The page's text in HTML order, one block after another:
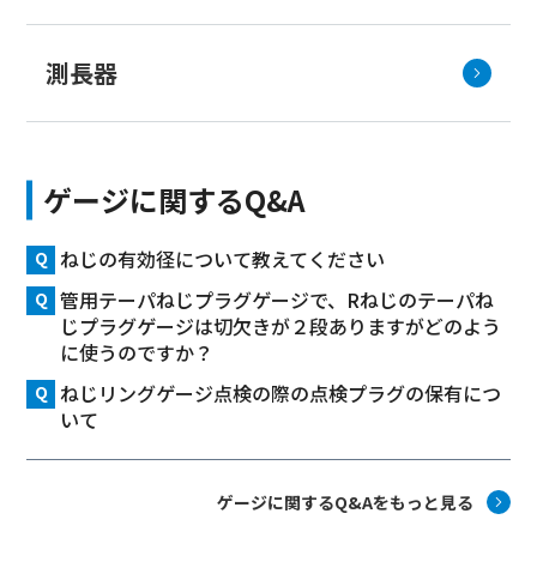
測長器
ゲージに関するQ&A
ねじの有効径について教えてください
管用テーパねじプラグゲージで、Rねじのテーパね
じプラグゲージは切欠きが２段ありますがどのよう
に使うのですか？
ねじリングゲージ点検の際の点検プラグの保有につ
いて
ゲージに関するQ&Aをもっと見る